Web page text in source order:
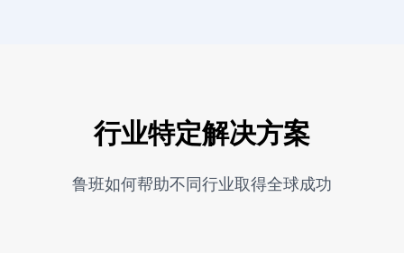
行业特定解决方案
鲁班如何帮助不同行业取得全球成功